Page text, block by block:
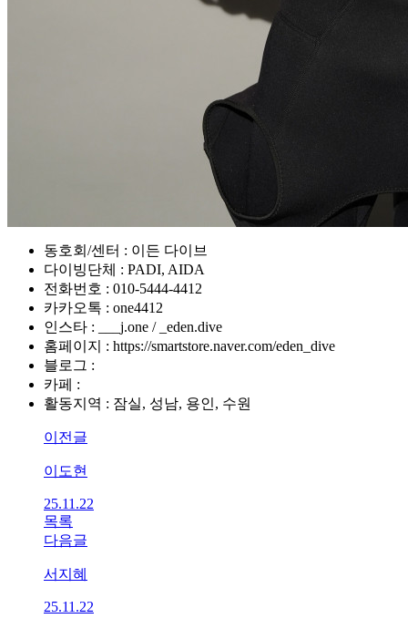
동호회/센터 : 이든 다이브
다이빙단체 : PADI, AIDA
전화번호 : 010-5444-4412
카카오톡 : one4412
인스타 : ___j.one / _eden.dive
홈페이지 : https://smartstore.naver.com/eden_dive
블로그 :
카페 :
활동지역 : 잠실, 성남, 용인, 수원
이전글
이도현
25.11.22
목록
다음글
서지혜
25.11.22